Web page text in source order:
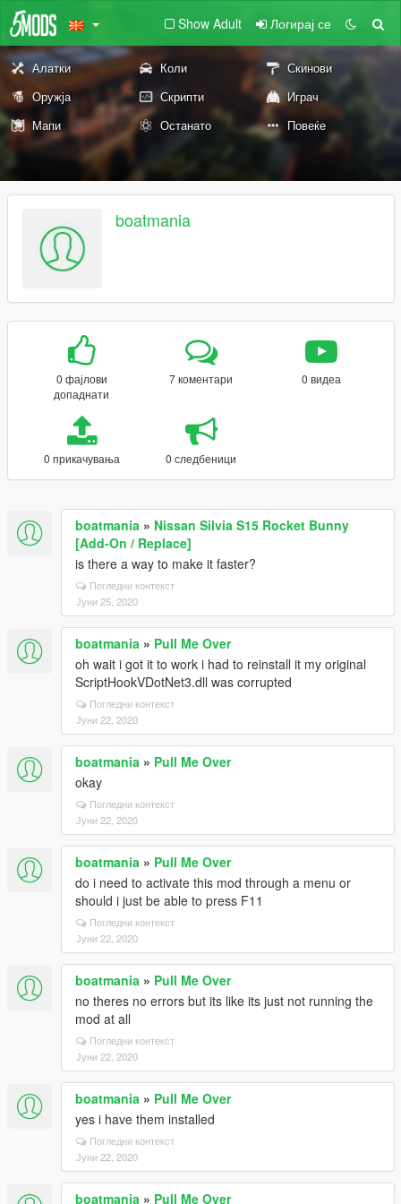
Show Adult Логирај се
Алатки Коли
Скинови
Оружја
Скрипти
Играч
Мапи
Останато Повеќе
boatmania
0 фајлови
допаднати
7 коментари 0 видеа
0 прикачувања 0 следбеници
boatmania » Nissan Silvia S15 Rocket Bunny
[Add-On / Replace]
is there a way to make it faster?
Погледни контекст
Јуни 25, 2020
boatmania » Pull Me Over
oh wait i got it to work i had to reinstall it my original
ScriptHookVDotNet3.dll was corrupted
Погледни контекст
Јуни 22, 2020
boatmania » Pull Me Over
okay
Погледни контекст
Јуни 22, 2020
boatmania » Pull Me Over
do i need to activate this mod through a menu or
should i just be able to press F11
Погледни контекст
Јуни 22, 2020
boatmania » Pull Me Over
no theres no errors but its like its just not running the
mod at all
Погледни контекст
Јуни 22, 2020
boatmania » Pull Me Over
yes i have them installed
Погледни контекст
Јуни 22, 2020
boatmania » Pull Me Over